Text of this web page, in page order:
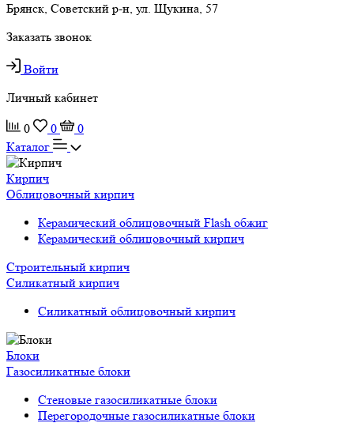
Брянск, Советский р-н, ул. Щукина, 57
Заказать звонок
Войти
Личный кабинет
0 0
0
Каталог
Кирпич
Облицовочный кирпич
Керамический облицовочный Flash обжиг
Керамический облицовочный кирпич
Строительный кирпич
Силикатный кирпич
Силикатный облицовочный кирпич
Блоки
Газосиликатные блоки
Стеновые газосиликатные блоки
Перегородочные газосиликатные блоки